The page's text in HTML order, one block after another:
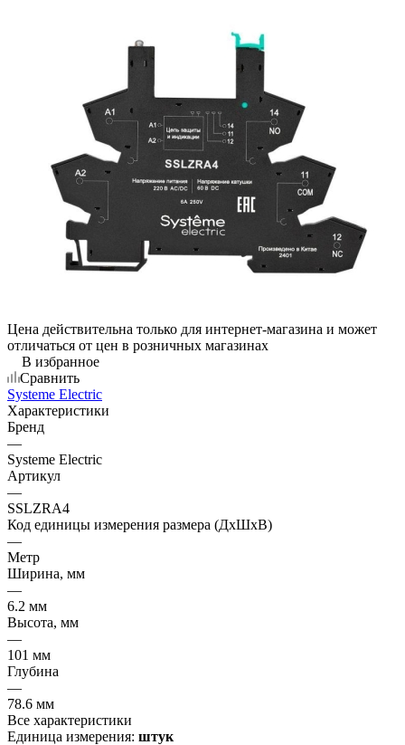
Цена действительна только для интернет-магазина и может
отличаться от цен в розничных магазинах
В избранное
Сравнить
Systeme Electric
Характеристики
Бренд
—
Systeme Electric
Артикул
—
SSLZRA4
Код единицы измерения размера (ДхШхВ)
—
Метр
Ширина, мм
—
6.2 мм
Высота, мм
—
101 мм
Глубина
—
78.6 мм
Все характеристики
Единица измерения: штук